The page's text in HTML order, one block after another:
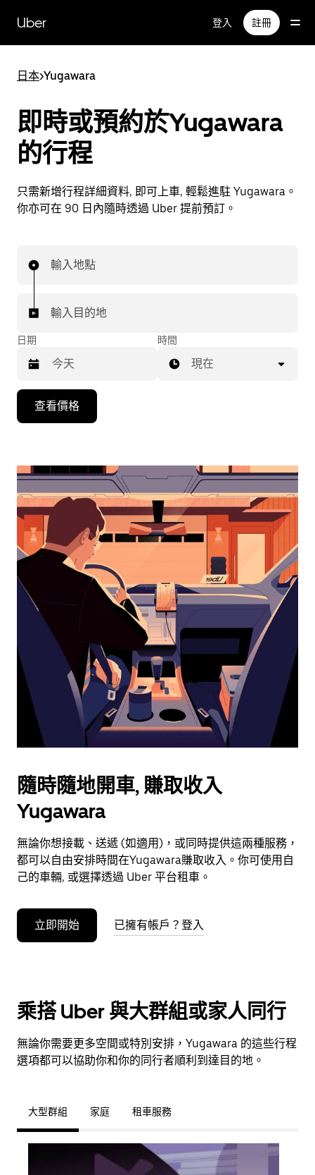
Uber 登入 註冊
日本>Yugawara
即時或預約於Yugawara
的行程
只需新增行程詳細資料, 即可上車, 輕鬆進駐 Yugawara。
你亦可在 90 日內隨時透過 Uber 提前預訂。
輸入地點
輸入目的地
日期
下
箭
鍵，
即
使
日
擇
日
期。
即
可
關
閉
日
曆。
時間
現在
查看價格
隨時隨地開車, 賺取收入
Yugawara
無論你想接載、送遞 (如適用)，或同時提供這兩種服務，
都可以自由安排時間在Yugawara賺取收入。你可使用自
己的車輛, 或選擇透過 Uber 平台租車。
立即開始 已擁有帳戶？登入
乘搭 Uber 與大群組或家人同行
無論你需要更多空間或特別安排，Yugawara 的這些行程
選項都可以協助你和你的同行者順利到達目的地。
大型群組 家庭 租車服務